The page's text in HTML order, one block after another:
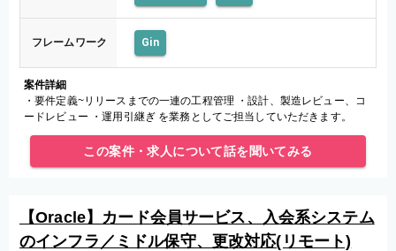
フレームワーク Gin
案件詳細
・要件定義~リリースまでの一連の工程管理 ・設計、製造レビュー、コ
ードレビュー ・運用引継ぎ を業務としてご担当していただきます。
この案件・求人について話を聞いてみる
【Oracle】カード会員サービス、入会系システム
のインフラ／ミドル保守、更改対応(リモート)